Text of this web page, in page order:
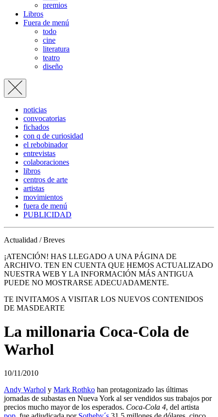
premios
Libros
Fuera de menú
todo
cine
literatura
teatro
diseño
noticias
convocatorias
fichados
con q de curiosidad
el rebobinador
entrevistas
colaboraciones
libros
centros de arte
artistas
movimientos
fuera de menú
PUBLICIDAD
Actualidad / Breves
¡ATENCIÓN! HAS LLEGADO A UNA PÁGINA DE
ARCHIVO. TEN EN CUENTA QUE HEMOS ACTUALIZADO
NUESTRA WEB Y LA INFORMACIÓN MÁS ANTIGUA
PUEDE NO MOSTRARSE ADECUADAMENTE.
TE INVITAMOS A VISITAR LOS NUEVOS CONTENIDOS
DE MASDEARTE
La millonaria Coca-Cola de
Warhol
10/11/2010
Andy Warhol y Mark Rothko han protagonizado las últimas
jornadas de subastas en Nueva York al ser vendidos sus trabajos por
precios mucho mayor de los esperados. Coca-Cola 4, del artista